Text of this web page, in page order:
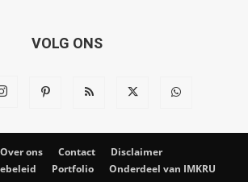
VOLG ONS
Over ons Contact
Disclaimer
Portfolio Onderdeel van IMKRU